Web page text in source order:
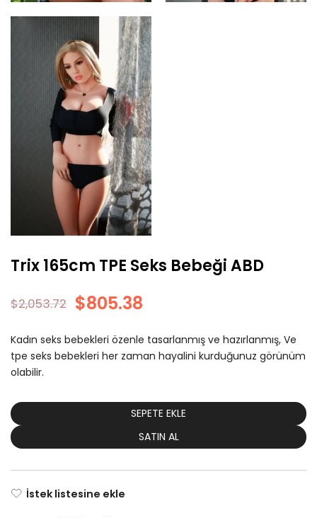
Trix 165cm TPE Seks Bebeği ABD
$2,053.72 $805.38
Kadın seks bebekleri özenle tasarlanmış ve hazırlanmış, Ve
tpe seks bebekleri her zaman hayalini kurduğunuz görünüm
olabilir.
SEPETE EKLE
SATIN AL
İstek listesine ekle